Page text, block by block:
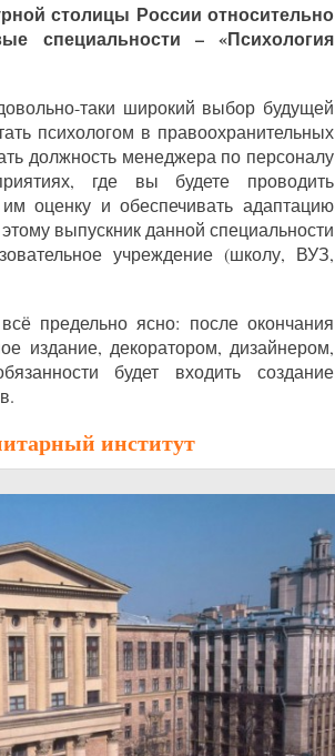
столицы России относительно
специальности – «Психология
таки широкий выбор будущей
психологом в правоохранительных
должность менеджера по персоналу
где вы будете проводить
оценку и обеспечивать адаптацию
выпускник данной специальности
учреждение (школу, ВУЗ,
предельно ясно: после окончания
издание, декоратором, дизайнером,
будет входить создание
институт